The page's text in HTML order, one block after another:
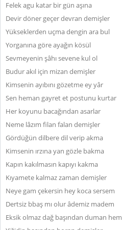
Felek agu katar bir gün aşına
Devir döner geçer devran demişler
Yükseklerden uçma dengin ara bul
Yorganına göre ayağın kösül
Sevmeyenin şâhı sevene kul ol
Budur akıl için mizan demişler
Kimsenin ayıbını gözetme ey yâr
Sen heman gayret et postunu kurtar
Her koyunu bacağından asarlar
Neme lâzım filan falan demişler
Gördüğün dilbere dil verip akma
Kimsenin ırzına yan gözle bakma
Kapın kakılmasın kapıyı kakma
Kıyamete kalmaz zaman demişler
Neye gam çekersin hey koca sersem
Dertsiz bbaş mı olur âdemiz madem
Eksik olmaz dağ başından duman hem